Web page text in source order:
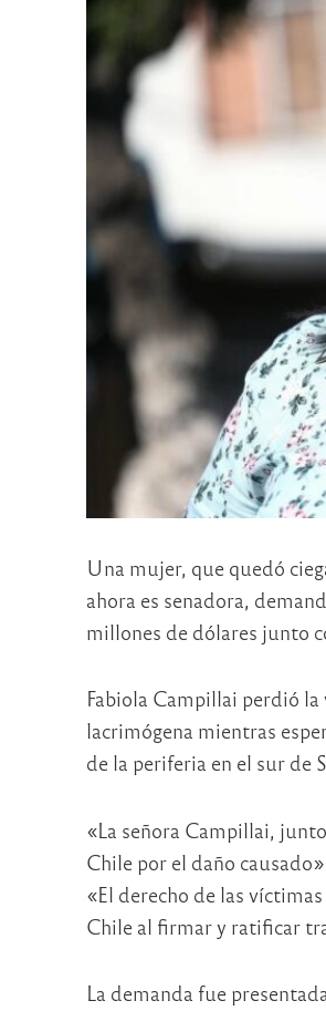
Una mujer, que quedó
ahora es senadora,
millones de dólares junto
Fabiola Campillai perdió
lacrimógena mientras
de la periferia en el sur de
«La señora Campillai,
Chile por el daño
«El derecho de las
Chile al firmar y ratificar
La demanda fue